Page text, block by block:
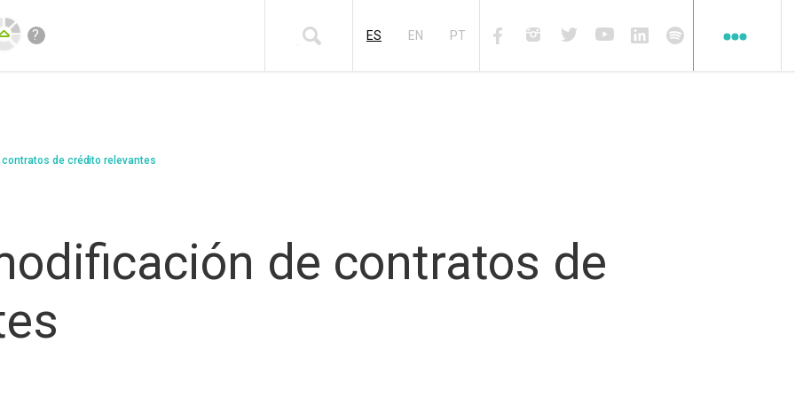
? ES EN PT sociales
de crédito relevantes
de contratos de